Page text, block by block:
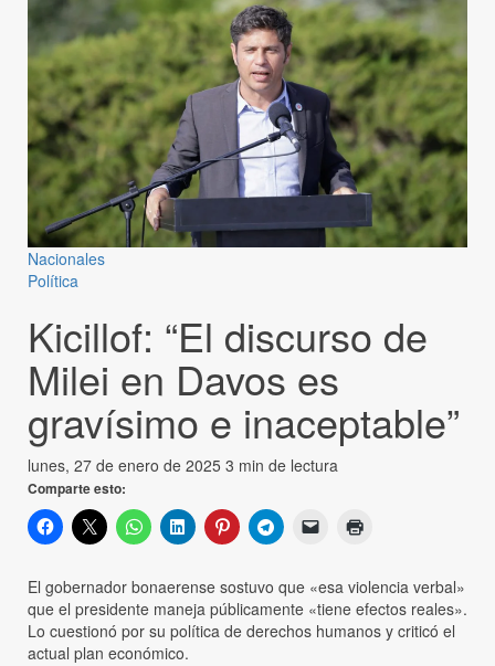
Nacionales
Política
Kicillof: “El discurso de
Milei en Davos es
gravísimo e inaceptable”
lunes, 27 de enero de 2025 3 min de lectura
Comparte esto:
El gobernador bonaerense sostuvo que «esa violencia verbal»
que el presidente maneja públicamente «tiene efectos reales».
Lo cuestionó por su política de derechos humanos y criticó el
actual plan económico.